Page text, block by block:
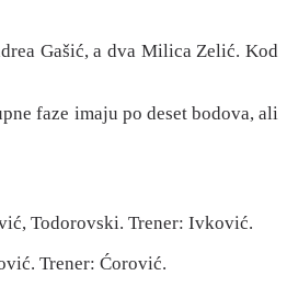
Gašić, a dva Milica Zelić. Kod
faze imaju po deset bodova, ali
Todorovski. Trener: Ivković.
Trener: Ćorović.